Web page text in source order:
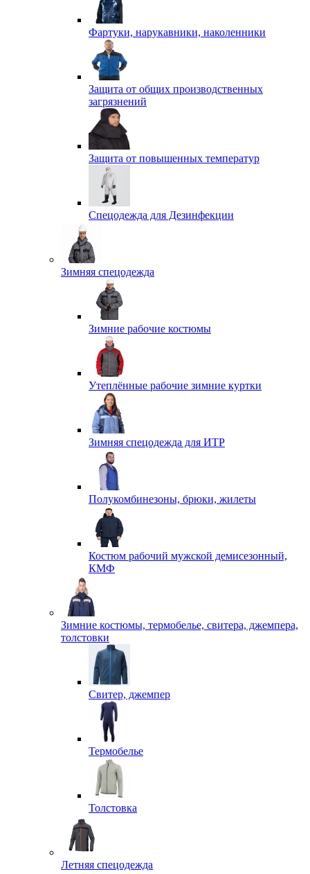
Фартуки, нарукавники, наколенники
Защита от общих производственных
загрязнений
Защита от повышенных температур
Спецодежда для Дезинфекции
Зимняя спецодежда
Зимние рабочие костюмы
Утеплённые рабочие зимние куртки
Зимняя спецодежда для ИТР
Полукомбинезоны, брюки, жилеты
Костюм рабочий мужской демисезонный,
КМФ
Зимние костюмы, термобелье, свитера, джемпера,
толстовки
Свитер, джемпер
Термобелье
Толстовка
Летняя спецодежда